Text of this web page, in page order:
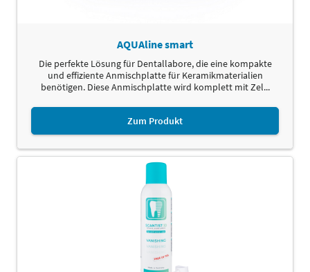
AQUAline smart
Die perfekte Lösung für Dentallabore, die eine kompakte
und effiziente Anmischplatte für Keramikmaterialien
benötigen. Diese Anmischplatte wird komplett mit Zel...
Zum Produkt